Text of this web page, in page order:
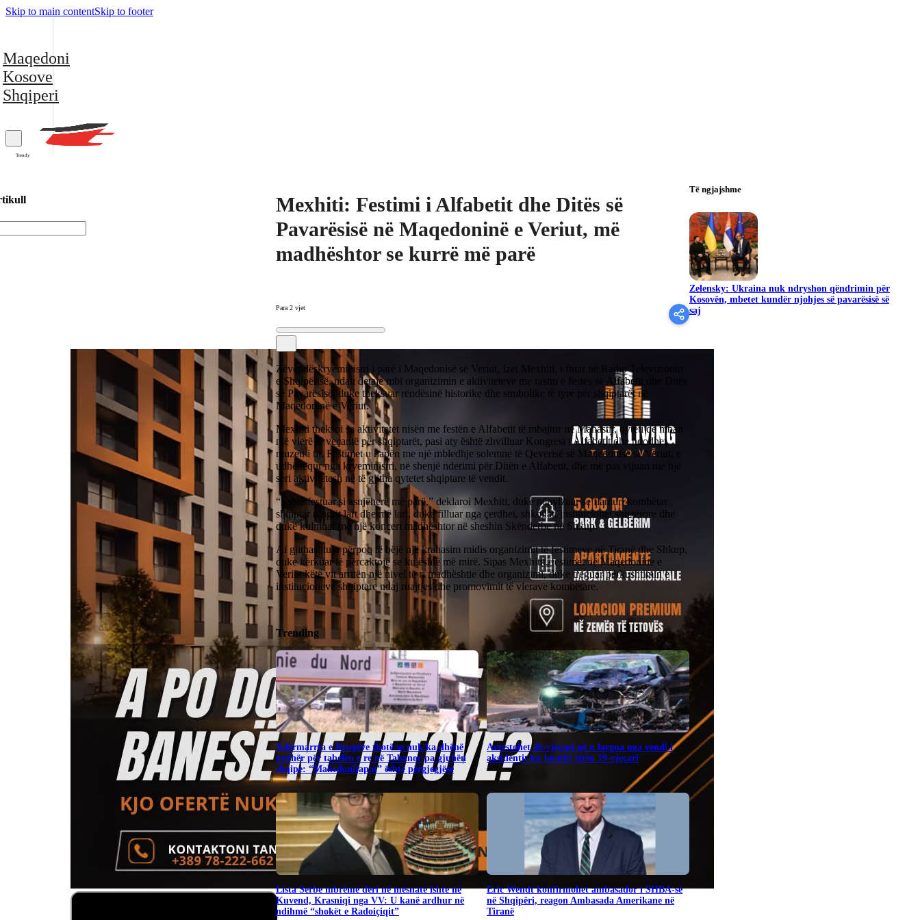
Skip to main contentSkip to footer
Maqedoni
Kosove
Shqiperi
Trendy
Mexhiti: Festimi i Alfabetit dhe Ditës së
Pavarësisë në Maqedoninë e Veriut, më
madhështor se kurrë më parë
Para 2 vjet
Zëvendëskryeministri i parë i Maqedonisë së Veriut, Izet Mexhiti, i ftuar në Radio Televizionin
e Shqipërisë, ndau detaje mbi organizimin e aktiviteteve me rastin e festës së Alfabetit dhe Ditës
së Pavarësisë, duke theksuar rëndësinë historike dhe simbolike të tyre për shqiptarët në
Maqedoninë e Veriut.
Mexhiti theksoi se aktivitetet nisën me festën e Alfabetit të mbajtur në Manastir, qyteti që mban
një vlerë të veçantë për shqiptarët, pasi aty është zhvilluar Kongresi i Alfabetit dhe ndodhet
muzeu i tij. Festimet u hapën me një mbledhje solemne të Qeverisë së Maqedonisë së Veriut, e
udhëhequr nga kryeministri, në shenjë nderimi për Ditën e Alfabetit, dhe më pas vijuan me një
seri aktivitetesh në të gjitha qytetet shqiptare të vendit.
“Është festuar si asnjëherë më parë,” deklaroi Mexhiti, duke nënvizuar se flamuri kombëtar
shqiptar u ngrit lart dhe më lart, duke filluar nga çerdhet, shkollat, institucionet shtetërore dhe
duke kulmuar me një koncert madhështor në sheshin Skënderbe në Shkup.
Ai gjithashtu u përpoq të bëjë një krahasim midis organizimit të festimeve në Tiranë dhe Shkup,
duke kërkuar të përcaktojë se ku është më mirë. Sipas Mexhitit, festimet në Maqedoninë e
Veriut këtë vit arritën një nivel të ri madhështie dhe organizimi, duke treguar përkushtimin e
institucioneve shqiptare ndaj ruajtjes dhe promovimit të vlerave kombëtare.
Trending
Ndërmarrja e Rrugëve thotë se nuk ka dhënë
urdhër për tabelën e re në Tabanoc pa gjuhën
shqipe: “Makedonijapat” është përgjegjëse
Arrestohet 46-vjeçari që u largua nga vendi i
aksidentit ku humbi jetën 19-vjeçari
​Lista Serbe mbrëmë deri në mesnatë ishte në
Kuvend, Krasniqi nga VV: U kanë ardhur në
ndihmë “shokët e Radoiçiqit”
Eric Wendt konfirmohet ambasador i SHBA-së
në Shqipëri, reagon Ambasada Amerikane në
Tiranë
Të ngjajshme
Zelensky: Ukraina nuk ndryshon qëndrimin për
Kosovën, mbetet kundër njohjes së pavarësisë së
saj